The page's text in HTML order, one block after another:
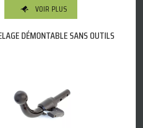
VOIR PLUS
DÉMONTABLE SANS OUTILS